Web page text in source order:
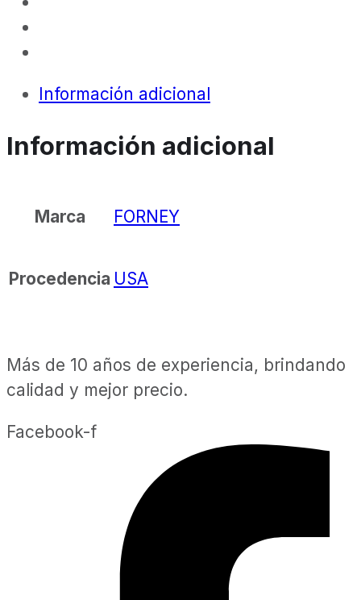
Información adicional
Información adicional
Marca FORNEY
Procedencia USA
Más de 10 años de experiencia, brindando
calidad y mejor precio.
Facebook-f